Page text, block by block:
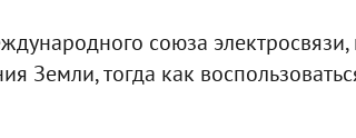
союза электросвязи,
Земли, тогда как